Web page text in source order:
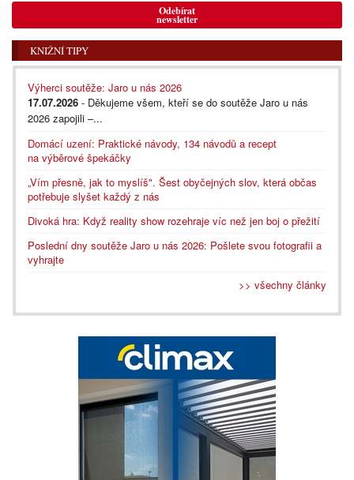
Odebírat
newsletter
KNIŽNÍ TIPY
Výherci soutěže: Jaro u nás 2026
17.07.2026 - Děkujeme všem, kteří se do soutěže Jaro u nás
2026 zapojili –...
Domácí uzení: Praktické návody, 134 návodů a recept
na výběrové špekáčky
„Vím přesně, jak to myslíš". Šest obyčejných slov, která občas
potřebuje slyšet každý z nás
Divoká hra: Když reality show rozehraje víc než jen boj o přežití
Poslední dny soutěže Jaro u nás 2026: Pošlete svou fotografii a
vyhrajte
>> všechny články